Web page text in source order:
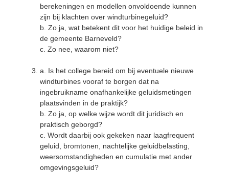
berekeningen en modellen onvoldoende kunnen
zijn bij klachten over windturbinegeluid?
b. Zo ja, wat betekent dit voor het huidige beleid in
de gemeente Barneveld?
c. Zo nee, waarom niet?
a. Is het college bereid om bij eventuele nieuwe
windturbines vooraf te borgen dat na
ingebruikname onafhankelijke geluidsmetingen
plaatsvinden in de praktijk?
b. Zo ja, op welke wijze wordt dit juridisch en
praktisch geborgd?
c. Wordt daarbij ook gekeken naar laagfrequent
geluid, bromtonen, nachtelijke geluidbelasting,
weersomstandigheden en cumulatie met ander
omgevingsgeluid?